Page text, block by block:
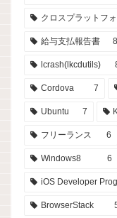
クロスプラットフ
給与支払報告書 8
lcrash(lkcdutils)
Cordova 7
Ubuntu 7
フリーランス 6
Windows8 6
iOS Developer
BrowserStack